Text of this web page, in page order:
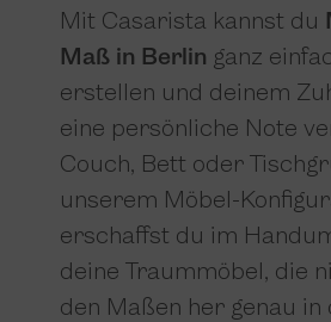
Mit Casarista kannst du
Maß in Berlin ganz
erstellen und deinem
eine persönliche Note
Couch, Bett oder
unserem Möbel-
erschaffst du im
deine Traummöbel, die
den Maßen her genau in